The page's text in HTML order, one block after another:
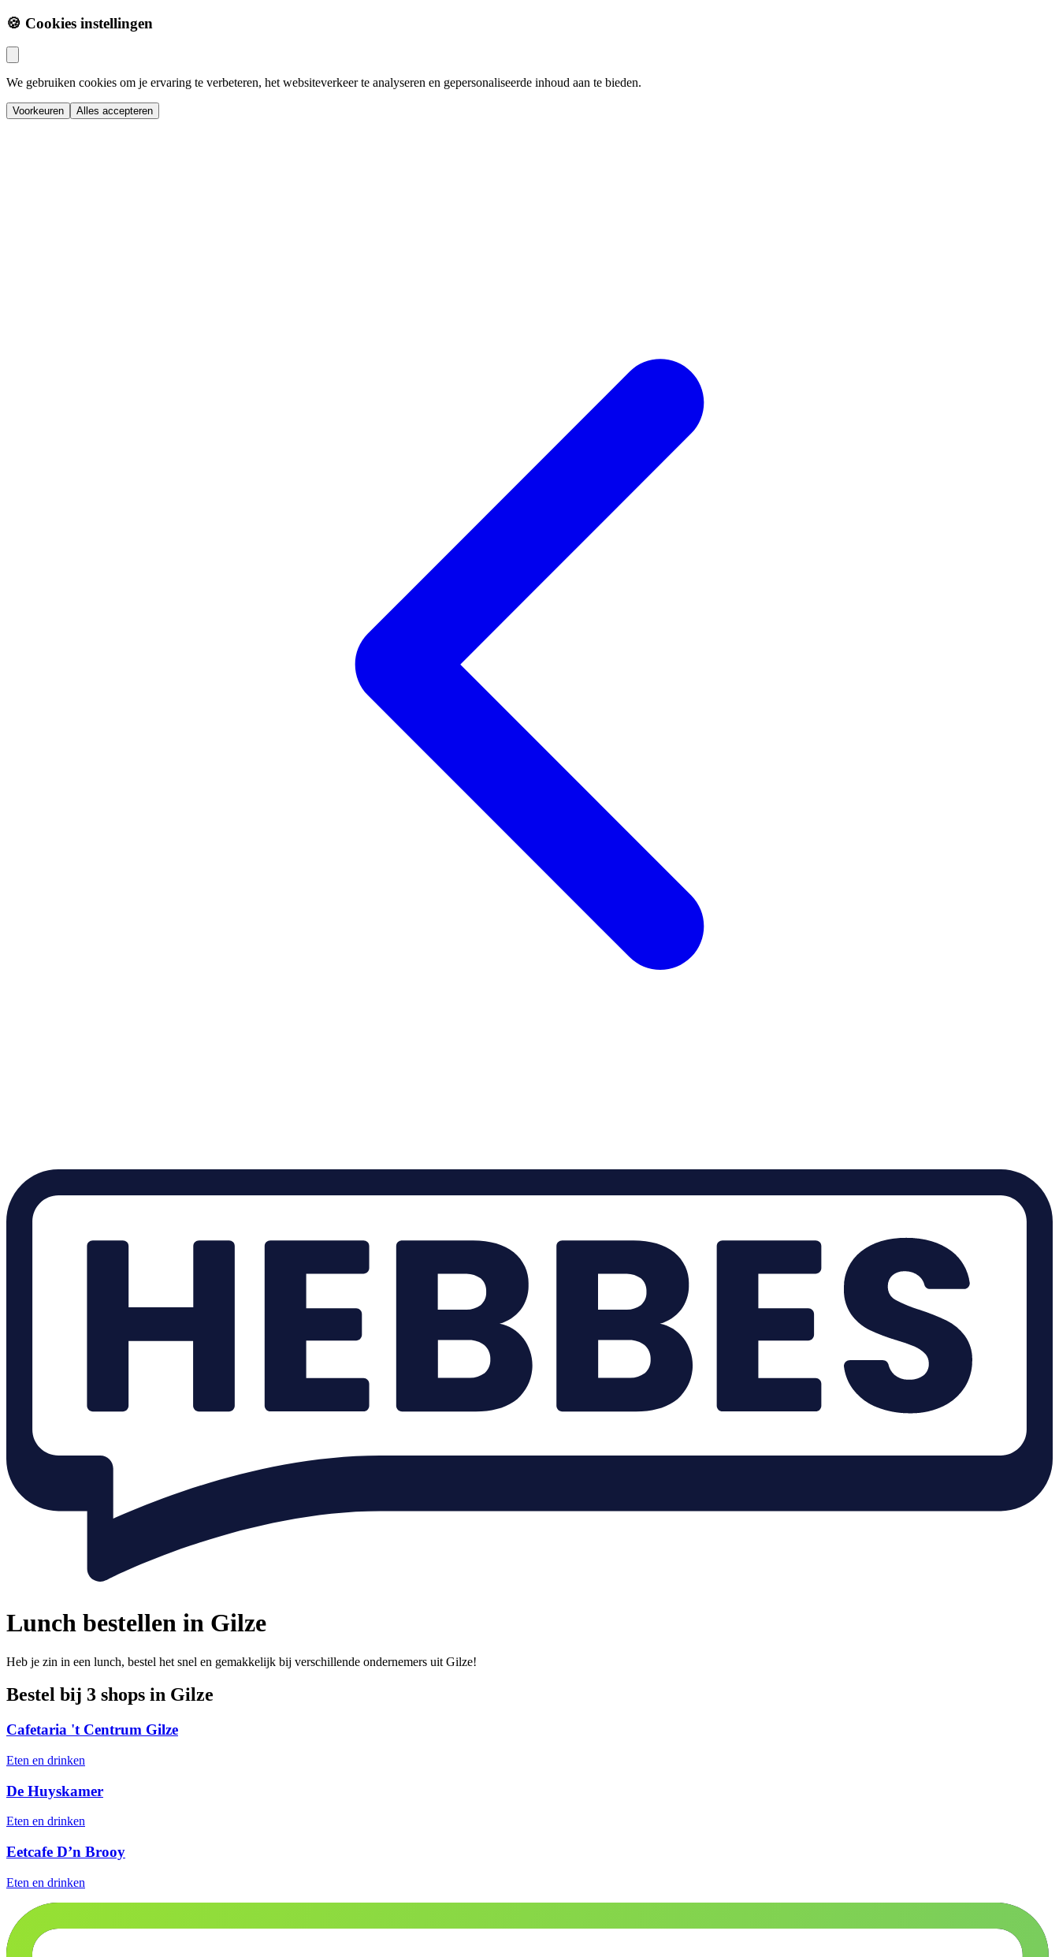
🍪 Cookies instellingen
We gebruiken cookies om je ervaring te verbeteren, het websiteverkeer te analyseren en gepersonaliseerde inhoud aan te bieden.
Voorkeuren Alles accepteren
Lunch bestellen in Gilze
Heb je zin in een lunch, bestel het snel en gemakkelijk bij verschillende ondernemers uit Gilze!
Bestel bij 3 shops in Gilze
Cafetaria 't Centrum Gilze
Eten en drinken
De Huyskamer
Eten en drinken
Eetcafe D’n Brooy
Eten en drinken